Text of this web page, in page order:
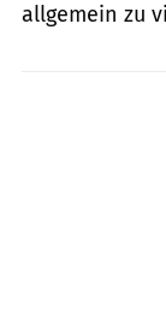
allgemein zu